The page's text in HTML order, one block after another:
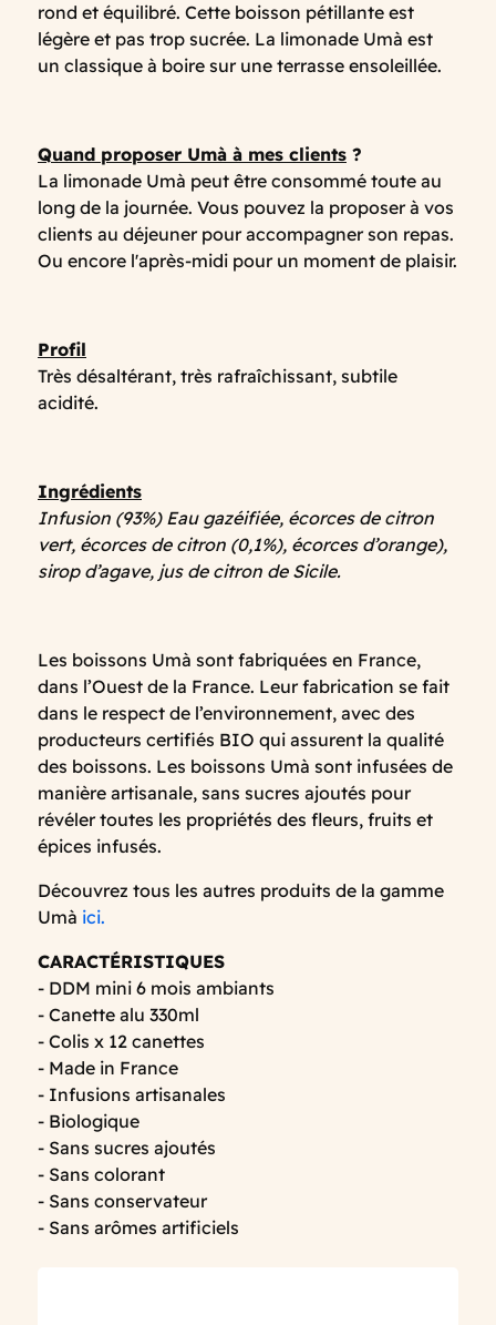
rond et équilibré. Cette boisson pétillante est
légère et pas trop sucrée. La limonade Umà est
un classique à boire sur une terrasse ensoleillée.
Quand proposer Umà à mes clients ?
La limonade Umà peut être consommé toute au
long de la journée. Vous pouvez la proposer à vos
clients au déjeuner pour accompagner son repas.
Ou encore l'après-midi pour un moment de plaisir.
Profil
Très désaltérant, très rafraîchissant, subtile
acidité.
Ingrédients
Infusion (93%) Eau gazéifiée, écorces de citron
vert, écorces de citron (0,1%), écorces d’orange),
sirop d’agave, jus de citron de Sicile.
Les boissons Umà sont fabriquées en France,
dans l’Ouest de la France. Leur fabrication se fait
dans le respect de l’environnement, avec des
producteurs certifiés BIO qui assurent la qualité
des boissons. Les boissons Umà sont infusées de
manière artisanale, sans sucres ajoutés pour
révéler toutes les propriétés des fleurs, fruits et
épices infusés.
Découvrez tous les autres produits de la gamme
Umà ici.
CARACTÉRISTIQUES
- DDM mini 6 mois ambiants
- Canette alu 330ml
- Colis x 12 canettes
- Made in France
- Infusions artisanales
- Biologique
- Sans sucres ajoutés
- Sans colorant
- Sans conservateur
- Sans arômes artificiels